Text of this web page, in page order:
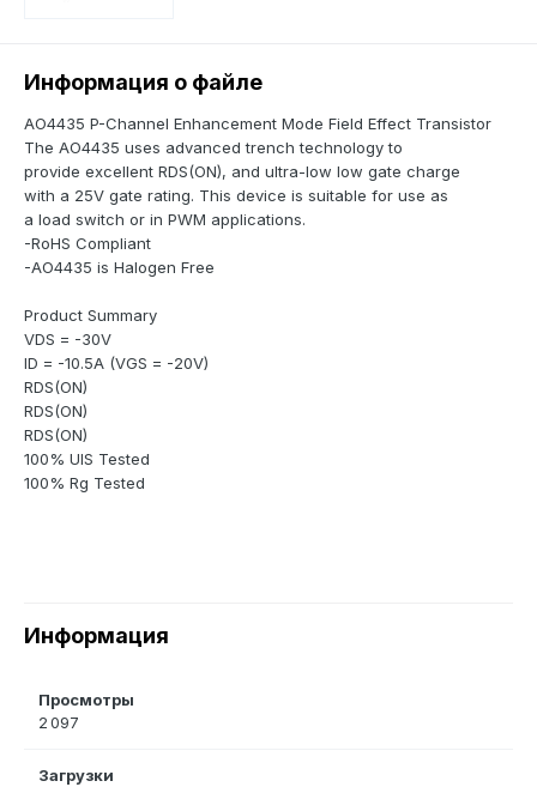
Информация о файле
AO4435 P-Channel Enhancement Mode Field Effect Transistor
The AO4435 uses advanced trench technology to
provide excellent RDS(ON), and ultra-low low gate charge
with a 25V gate rating. This device is suitable for use as
a load switch or in PWM applications.
-RoHS Compliant
-AO4435 is Halogen Free
Product Summary
VDS = -30V
ID = -10.5A (VGS = -20V)
RDS(ON)
RDS(ON)
RDS(ON)
100% UIS Tested
100% Rg Tested
Информация
Просмотры
2 097
Загрузки